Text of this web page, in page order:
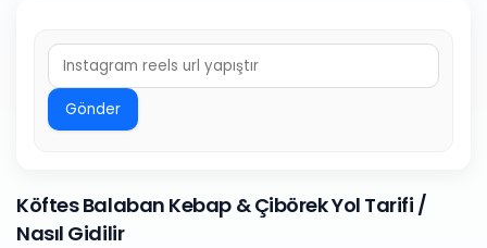
Gönder
Köftes Balaban Kebap & Çibörek Yol Tarifi /
Nasıl Gidilir